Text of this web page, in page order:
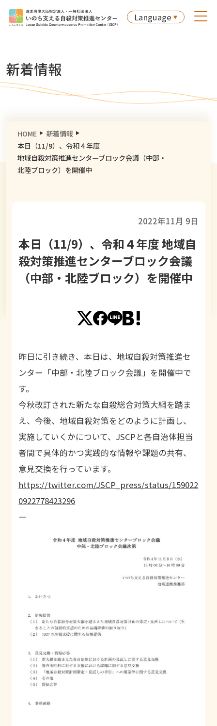
Language
新着情報
HOME
新着情報
本日（11/9）、令和４年度
地域自殺対策推進センターブロック会議（中部・
北陸ブロック）を開催中
2022年11月 9日
本日（11/9）、令和４年度 地域自
殺対策推進センターブロック会議
（中部・北陸ブロック）を開催中
昨日に引き続き、本日は、地域自殺対策推進セ
ンター「中部・北陸ブロック会議」を開催中で
す。
今秋改訂された新たな自殺総合対策大綱を踏ま
え、今後、地域自殺対策をどのように計画し、
実施していくかについて、JSCPと各自治体担当
者間で具体的かつ実践的な情報や課題の共有、
意見交換を行っています。
https://twitter.com/JSCP_press/status/159022
0922778423296
ー